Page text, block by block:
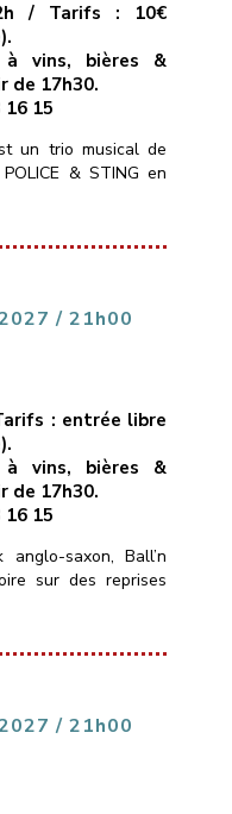
/ Tarifs : 10€
vins, bières &
de 17h30.
15
un trio musical de
& STING en
les styles
BLUES pour 2h30
avec […]/ 21h00
: entrée libre
vins, bières &
de 17h30.
15
saxon, Ball’n
sur des reprises
des trouvailles de
la poussière et le
05 […]/ 21h00